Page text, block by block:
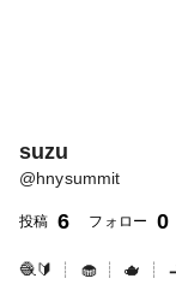
suzu
@hnysummit
投稿 6 フォロー 0
🧶🔰 ┊ 🧁 ┊ 🫖 ┊